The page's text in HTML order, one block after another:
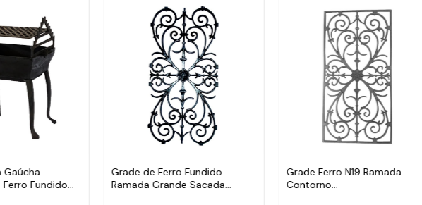
Gaúcha
Fundido
Grade de Ferro Fundido
Ramada Grande Sacada
Grade Ferro N19 Ramada
Contorno